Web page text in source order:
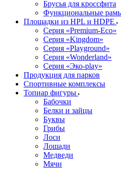
Брусья для кроссфита
Функциональные
Площадки из HPL и HDPE
Серия «Premium-Eco»
Серия «Kingdom»
Серия «Playground»
Серия «Wonderland»
Серия «Эко-play»
Продукция для парков
Спортивные комплексы
Топиар фигуры
Бабочки
Белки и зайцы
Буквы
Грибы
Лоси
Лошади
Медведи
Мячи